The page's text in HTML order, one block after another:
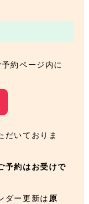
約ページ内に
だいておりま
予約はお受けで
ー更新は 原